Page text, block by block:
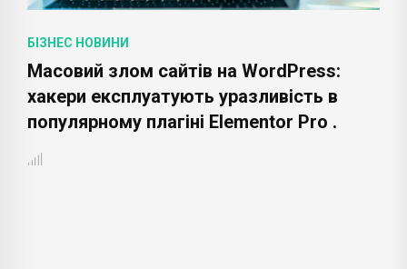
БІЗНЕС НОВИНИ
Масовий злом сайтів на WordPress:
хакери експлуатують уразливість в
популярному плагіні Elementor Pro .